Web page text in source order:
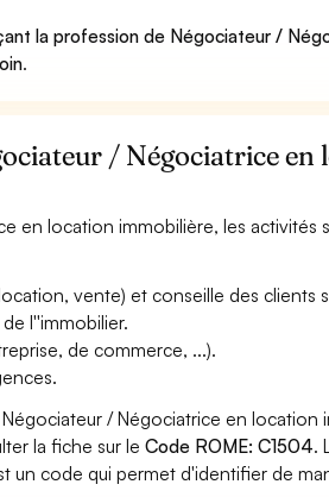
la profession de Négociateur /
.
/ Négociatrice en
en location immobilière, les activités
vente) et conseille des clients
l''immobilier.
de commerce, ...).
/ Négociatrice en location
la fiche sur leCode ROME: C1504.
un code qui permet d'identifier de